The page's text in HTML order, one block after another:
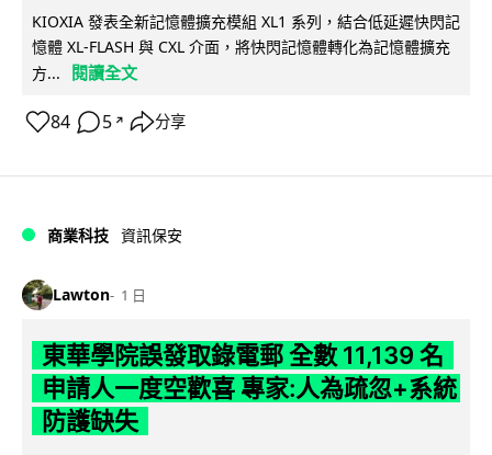
KIOXIA 發表全新記憶體擴充模組 XL1 系列，結合低延遲快閃記
憶體 XL-FLASH 與 CXL 介面，將快閃記憶體轉化為記憶體擴充
方...
閱讀全文
84 5 ↗ 分享
商業科技 資訊保安
Lawton 1 日
東華學院誤發取錄電郵 全數 11,139 名
申請人一度空歡喜 專家:人為疏忽+系統
防護缺失